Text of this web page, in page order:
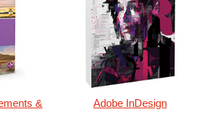
&
Adobe InDesign